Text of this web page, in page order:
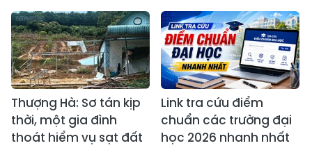
Thượng Hà: Sơ tán kịp
thời, một gia đình
thoát hiểm vụ sạt đất
Link tra cứu điểm
chuẩn các trường đại
học 2026 nhanh nhất